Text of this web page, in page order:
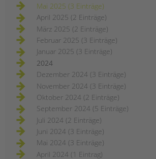
Mai 2025 (3 Einträge)
April 2025 (2 Einträge)
März 2025 (2 Einträge)
Februar 2025 (3 Einträge)
Januar 2025 (3 Einträge)
2024
Dezember 2024 (3 Einträge)
November 2024 (3 Einträge)
Oktober 2024 (2 Einträge)
September 2024 (5 Einträge)
Juli 2024 (2 Einträge)
Juni 2024 (3 Einträge)
Mai 2024 (3 Einträge)
April 2024 (1 Eintrag)